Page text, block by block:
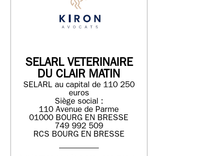
SELARL VETERINAIRE
DU CLAIR MATIN
SELARL au capital de 110 250
euros
Siège social :
110 Avenue de Parme
01000 BOURG EN BRESSE
749 992 509
RCS BOURG EN BRESSE